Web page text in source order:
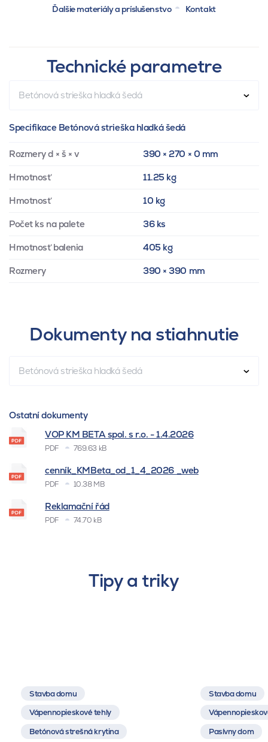
Ďalšie materiály a príslušenstvo
Kontakt
Technické parametre
Betónová strieška hladká šedá
Specifikace Betónová strieška hladká šedá
Rozmery d × š × v 390 × 270 × 0 mm
Hmotnosť 11.25 kg
Hmotnosť 10 kg
Počet ks na palete 36 ks
Hmotnosť balenia 405 kg
Rozmery 390 × 390 mm
Dokumenty na stiahnutie
Betónová strieška hladká šedá
Ostatní dokumenty
VOP KM BETA spol. s r.o. - 1.4.2026
PDF 769.63 kB
cenník_KMBeta_od_1_4_2026 _web
PDF 10.38 MB
Reklamační řád
PDF 74.70 kB
Tipy a triky
Stavba domu
Vápennopieskové tehly
Betónová strešná krytina
Stavba domu
Pasívny dom